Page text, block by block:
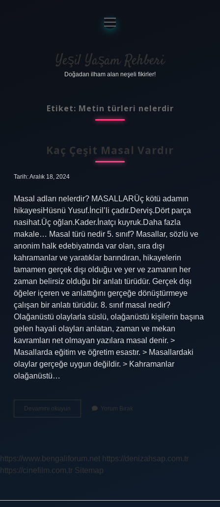
Anasayfa
Gizlilik Politikası
Yasal Uyarı
menüyü
aç
Yeşil Yaşam Rehberi
Doğadan ilham alan neşeli fikirler!
Etiket: Metin türleri nelerdir
Kaç Çeşit Masal Vardır
Tarih: Aralık 18, 2024
Masal adları nelerdir? MASALLARÜç kötü adamın
hikayesiHüsnü Yusuf.İncil’li çadır.Derviş.Dört parça
nasihat.Üç oğlan.Kader.İnatçı kuyruk.Daha fazla
makale… Masal türü nedir 5. sınıf? Masallar, sözlü ve
anonim halk edebiyatında var olan, sıra dışı
kahramanlar ve yaratıklar barındıran, hikayelerin
tamamen gerçek dışı olduğu ve yer ve zamanın her
zaman belirsiz olduğu bir anlatı türüdür. Gerçek dışı
öğeler içeren ve anlattığını gerçeğe dönüştürmeye
çalışan bir anlatı türüdür. 8. sınıf masal nedir?
Olağanüstü olaylarla süslü, olağanüstü kişilerin başına
gelen hayali olayları anlatan, zaman ve mekan
kavramları net olmayan yazılara masal denir. >
Masallarda eğitim ve öğretim esastır. > Masallardaki
olaylar gerçeğe uygun değildir. > Kahramanlar
olağanüstü…
Devamını okuyun
Çeşit
Yorum Bırak
https://www.bengaliforum.net https://denizahsap.com.tr
https://cinefilm.com.tr Sitemap